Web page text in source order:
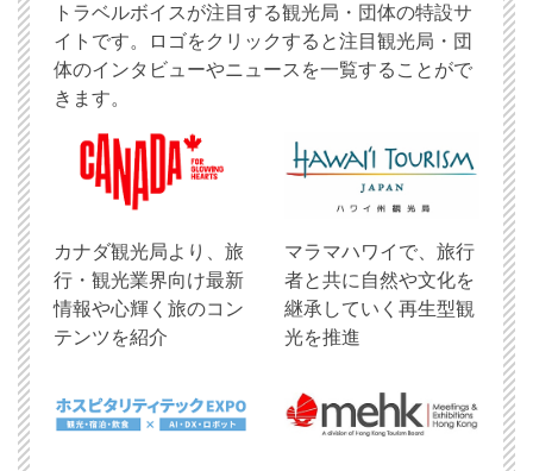
トラベルボイスが注目する観光局・団体の特設サ
イトです。ロゴをクリックすると注目観光局・団
体のインタビューやニュースを一覧することがで
きます。
​カナダ観光局より、旅
行・観光業界向け最新
情報や心輝く旅のコン
テンツを紹介
マラマハワイで、旅行
者と共に自然や文化を
継承していく再生型観
光を推進